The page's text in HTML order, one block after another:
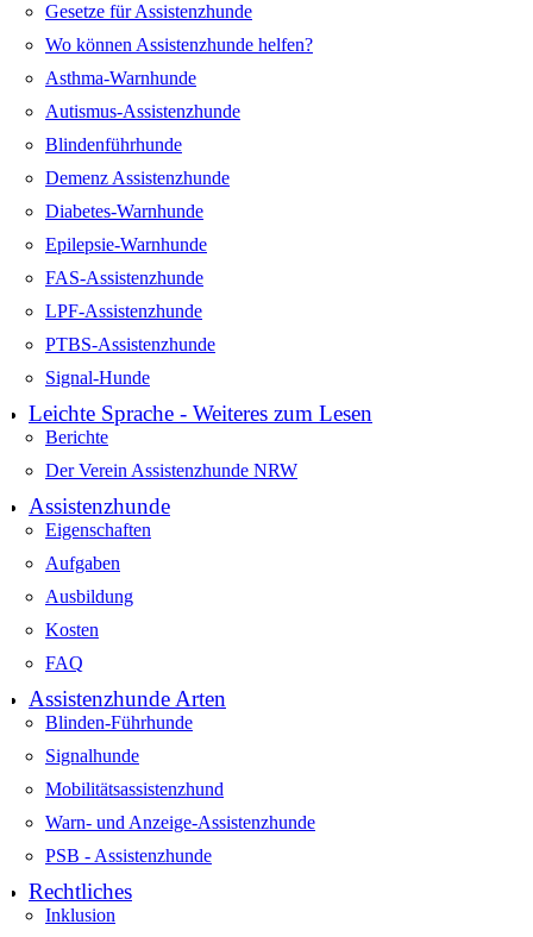
Gesetze für Assistenzhunde
Wo können Assistenzhunde helfen?
Asthma-Warnhunde
Autismus-Assistenzhunde
Blindenführhunde
Demenz Assistenzhunde
Diabetes-Warnhunde
Epilepsie-Warnhunde
FAS-Assistenzhunde
LPF-Assistenzhunde
PTBS-Assistenzhunde
Signal-Hunde
Leichte Sprache - Weiteres zum Lesen
Berichte
Der Verein Assistenzhunde NRW
Assistenzhunde
Eigenschaften
Aufgaben
Ausbildung
Kosten
FAQ
Assistenzhunde Arten
Blinden-Führhunde
Signalhunde
Mobilitätsassistenzhund
Warn- und Anzeige-Assistenzhunde
PSB - Assistenzhunde
Rechtliches
Inklusion